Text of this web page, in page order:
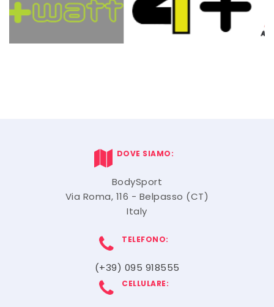
DOVE SIAMO:
BodySport
Via Roma, 116 - Belpasso (CT)
Italy
TELEFONO:
(+39) 095 918555
CELLULARE: